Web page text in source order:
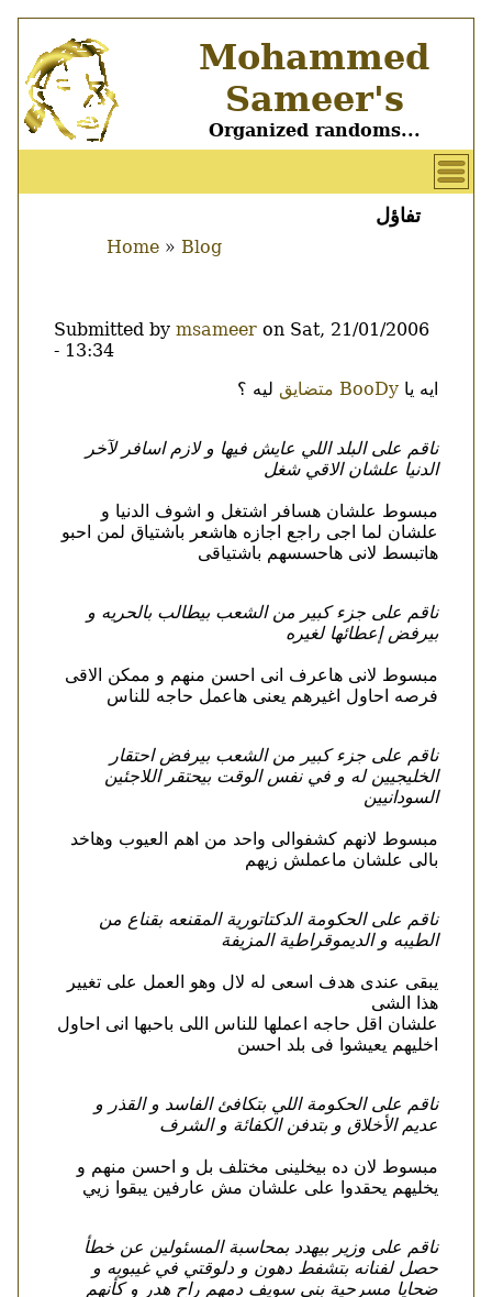
main
content
Mohammed
Sameer's
Organized randoms...
User
تفاؤل
Home Blog
Submitted by msameer on Sat, 21/01/2006
- 13:34
ايه يا BooDy متضايق ليه ؟
ناقم على البلد اللي عايش فيها و لازم اسافر لآخر
الدنيا علشان الاقي شغل
مبسوط علشان هسافر اشتغل و اشوف الدنيا و
علشان لما اجى راجع اجازه هاشعر باشتياق لمن احبو
هاتبسط لانى هاحسسهم باشتياقى
ناقم على جزء كبير من الشعب بيطالب بالحريه و
بيرفض إعطائها لغيره
مبسوط لانى هاعرف انى احسن منهم و ممكن الاقى
فرصه احاول اغيرهم يعنى هاعمل حاجه للناس
ناقم على جزء كبير من الشعب بيرفض احتقار
الخليجيين له و في نفس الوقت بيحتقر اللاجئين
السودانيين
مبسوط لانهم كشفوالى واحد من اهم العيوب وهاخد
بالى علشان ماعملش زيهم
ناقم على الحكومة الدكتاتورية المقنعه بقناع من
الطيبه و الديموقراطية المزيفة
يبقى عندى هدف اسعى له لال وهو العمل على تغيير
هذا الشى
علشان اقل حاجه اعملها للناس اللى باحبها انى احاول
اخليهم يعيشوا فى بلد احسن
ناقم على الحكومة اللي بتكافئ الفاسد و القذر و
عديم الأخلاق و بتدفن الكفائة و الشرف
مبسوط لان ده بيخلينى مختلف بل و احسن منهم و
يخليهم يحقدوا على علشان مش عارفين يبقوا زيي
ناقم على وزير بيهدد بمحاسبة المسئولين عن خطأ
حصل لفنانه بتشفط دهون و دلوقتي في غيبوبه و
ضحايا مسرحية بني سويف دمهم راح هدر و كأنهم